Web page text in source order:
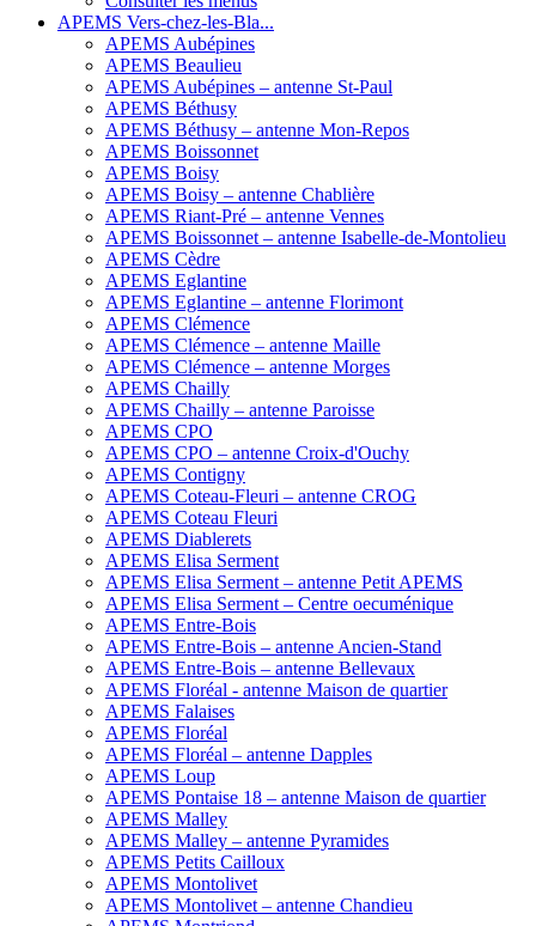
APEMS Vers-chez-les-Bla...
APEMS Aubépines
APEMS Beaulieu
APEMS Aubépines – antenne St-Paul
APEMS Béthusy
APEMS Béthusy – antenne Mon-Repos
APEMS Boissonnet
APEMS Boisy
APEMS Boisy – antenne Chablière
APEMS Riant-Pré – antenne Vennes
APEMS Boissonnet – antenne Isabelle-de-Montolieu
APEMS Cèdre
APEMS Eglantine
APEMS Eglantine – antenne Florimont
APEMS Clémence
APEMS Clémence – antenne Maille
APEMS Clémence – antenne Morges
APEMS Chailly
APEMS Chailly – antenne Paroisse
APEMS CPO
APEMS CPO – antenne Croix-d'Ouchy
APEMS Contigny
APEMS Coteau-Fleuri – antenne CROG
APEMS Coteau Fleuri
APEMS Diablerets
APEMS Elisa Serment
APEMS Elisa Serment – antenne Petit APEMS
APEMS Elisa Serment – Centre oecuménique
APEMS Entre-Bois
APEMS Entre-Bois – antenne Ancien-Stand
APEMS Entre-Bois – antenne Bellevaux
APEMS Floréal - antenne Maison de quartier
APEMS Falaises
APEMS Floréal
APEMS Floréal – antenne Dapples
APEMS Loup
APEMS Pontaise 18 – antenne Maison de quartier
APEMS Malley
APEMS Malley – antenne Pyramides
APEMS Petits Cailloux
APEMS Montolivet
APEMS Montolivet – antenne Chandieu